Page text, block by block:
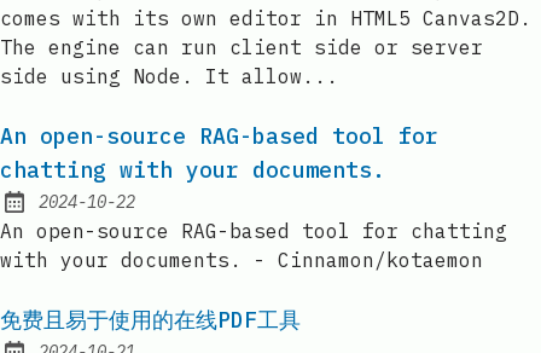
comes with its own editor in HTML5 Canvas2D.
The engine can run client side or server
side using Node. It allow...
An open-source RAG-based tool for
chatting with your documents.
Published:
2024-10-22
An open-source RAG-based tool for chatting
with your documents. - Cinnamon/kotaemon
免费且易于使用的在线PDF工具